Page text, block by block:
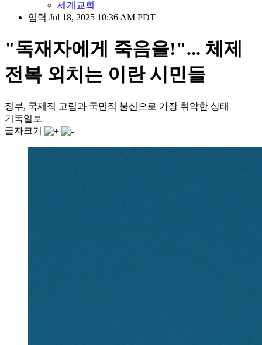
세계교회
입력 Jul 18, 2025 10:36 AM PDT
"독재자에게 죽음을!"... 체제
전복 외치는 이란 시민들
정부, 국제적 고립과 국민적 불신으로 가장 취약한 상태
기독일보
글자크기